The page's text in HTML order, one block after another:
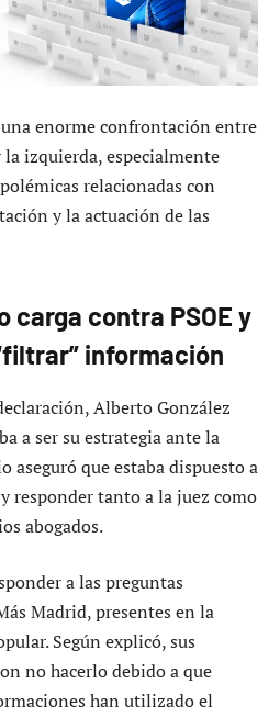
enorme confrontación entre
izquierda, especialmente
relacionadas con
y la actuación de las
carga contra PSOE y
información
Alberto González
a ser su estrategia ante la
aseguró que estaba dispuesto a
responder tanto a la juez como
abogados.
a las preguntas
Madrid, presentes en la
Según explicó, sus
no hacerlo debido a que
han utilizado el